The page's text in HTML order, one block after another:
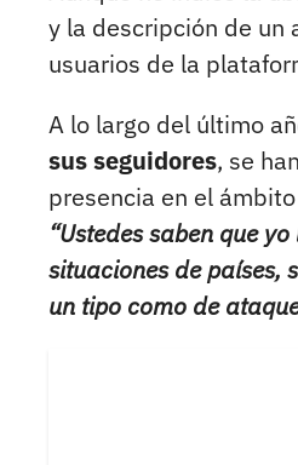
y la descripción de un
usuarios de la
A lo largo del último
sus seguidores, se
presencia en el
“Ustedes saben que
situaciones de países,
un tipo como de